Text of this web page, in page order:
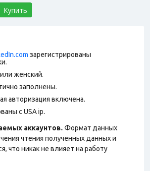
Купить
зарегистрированы
женский.
заполнены.
авторизация включена.
с USA ip.
аккаунтов. Формат данных
чтения полученных данных и
что никак не влияет на работу